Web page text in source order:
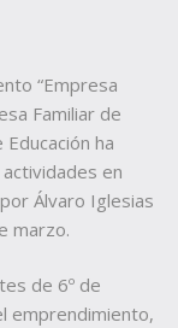
“Empresa
Familiar de
ha
en
Álvaro Iglesias
marzo.
de 6º de
emprendimiento,